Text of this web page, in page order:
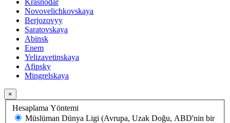
Krasnodar
Novovelichkovskaya
Berjozovyy
Saratovskaya
Abinsk
Enem
Yelizavetinskaya
Afipsky
Mingrelskaya
×
Hesaplama Yöntemi
Müslüman Dünya Ligi (Avrupa, Uzak Doğu, ABD'nin bir